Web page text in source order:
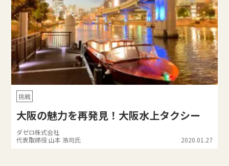
挑戦
大阪の魅力を再発見！大阪水上タクシー
ダゼロ株式会社
代表取締役 山本 浩司氏
2020.01.27